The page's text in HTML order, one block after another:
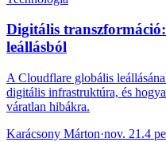
Digitális
leállásból
A Cloudflare globális
digitális infrastruktúra, és
váratlan hibákra.
Karácsony Márton·nov. 21.4